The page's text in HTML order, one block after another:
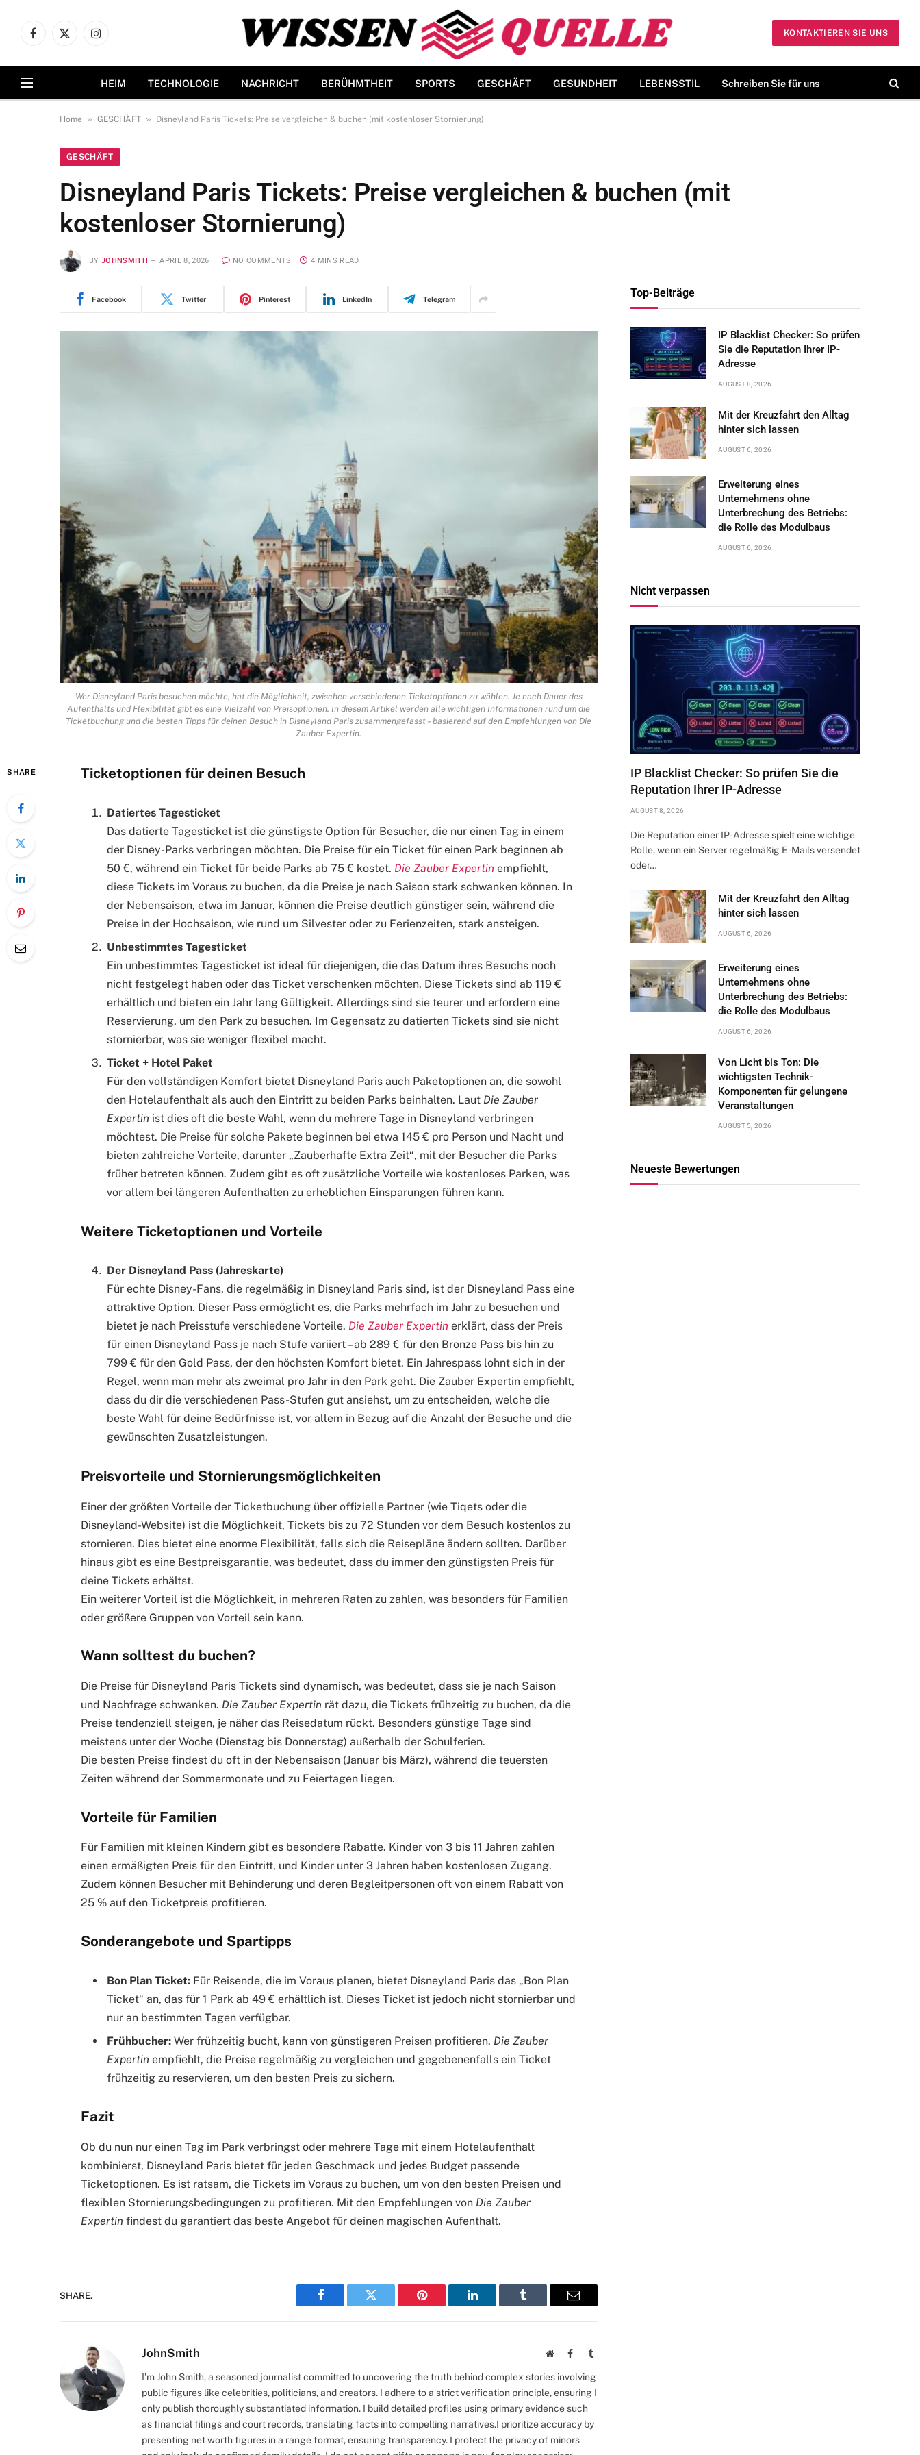
Facebook
X
Instagram
KONTAKTIEREN SIE UNS
HEIM TECHNOLOGIE NACHRICHT BERÜHMTHEIT SPORTS GESCHÄFT GESUNDHEIT LEBENSSTIL Schreiben Sie für uns
Home » GESCHÄFT » Disneyland Paris Tickets: Preise vergleichen & buchen (mit kostenloser Stornierung)
GESCHÄFT
Disneyland Paris Tickets: Preise vergleichen & buchen (mit
kostenloser Stornierung)
BY JOHNSMITH APRIL 8, 2026 NO COMMENTS 4 MINS READ
Facebook Twitter Pinterest LinkedIn Telegram
Wer Disneyland Paris besuchen möchte, hat die Möglichkeit, zwischen verschiedenen Ticketoptionen zu wählen. Je nach Dauer des
Aufenthalts und Flexibilität gibt es eine Vielzahl von Preisoptionen. In diesem Artikel werden alle wichtigen Informationen rund um die
Ticketbuchung und die besten Tipps für deinen Besuch in Disneyland Paris zusammengefasst – basierend auf den Empfehlungen von Die
Zauber Expertin.
SHARE Ticketoptionen für deinen Besuch
Datiertes Tagesticket
Das datierte Tagesticket ist die günstigste Option für Besucher, die nur einen Tag in einem
der Disney-Parks verbringen möchten. Die Preise für ein Ticket für einen Park beginnen ab
50 €, während ein Ticket für beide Parks ab 75 € kostet. Die Zauber Expertin empfiehlt,
diese Tickets im Voraus zu buchen, da die Preise je nach Saison stark schwanken können. In
der Nebensaison, etwa im Januar, können die Preise deutlich günstiger sein, während die
Preise in der Hochsaison, wie rund um Silvester oder zu Ferienzeiten, stark ansteigen.
Unbestimmtes Tagesticket
Ein unbestimmtes Tagesticket ist ideal für diejenigen, die das Datum ihres Besuchs noch
nicht festgelegt haben oder das Ticket verschenken möchten. Diese Tickets sind ab 119 €
erhältlich und bieten ein Jahr lang Gültigkeit. Allerdings sind sie teurer und erfordern eine
Reservierung, um den Park zu besuchen. Im Gegensatz zu datierten Tickets sind sie nicht
stornierbar, was sie weniger flexibel macht.
Ticket + Hotel Paket
Für den vollständigen Komfort bietet Disneyland Paris auch Paketoptionen an, die sowohl
den Hotelaufenthalt als auch den Eintritt zu beiden Parks beinhalten. Laut Die Zauber
Expertin ist dies oft die beste Wahl, wenn du mehrere Tage in Disneyland verbringen
möchtest. Die Preise für solche Pakete beginnen bei etwa 145 € pro Person und Nacht und
bieten zahlreiche Vorteile, darunter „Zauberhafte Extra Zeit“, mit der Besucher die Parks
früher betreten können. Zudem gibt es oft zusätzliche Vorteile wie kostenloses Parken, was
vor allem bei längeren Aufenthalten zu erheblichen Einsparungen führen kann.
Weitere Ticketoptionen und Vorteile
Der Disneyland Pass (Jahreskarte)
Für echte Disney-Fans, die regelmäßig in Disneyland Paris sind, ist der Disneyland Pass eine
attraktive Option. Dieser Pass ermöglicht es, die Parks mehrfach im Jahr zu besuchen und
bietet je nach Preisstufe verschiedene Vorteile. Die Zauber Expertin erklärt, dass der Preis
für einen Disneyland Pass je nach Stufe variiert – ab 289 € für den Bronze Pass bis hin zu
799 € für den Gold Pass, der den höchsten Komfort bietet. Ein Jahrespass lohnt sich in der
Regel, wenn man mehr als zweimal pro Jahr in den Park geht. Die Zauber Expertin empfiehlt,
dass du dir die verschiedenen Pass-Stufen gut ansiehst, um zu entscheiden, welche die
beste Wahl für deine Bedürfnisse ist, vor allem in Bezug auf die Anzahl der Besuche und die
gewünschten Zusatzleistungen.
Preisvorteile und Stornierungsmöglichkeiten
Einer der größten Vorteile der Ticketbuchung über offizielle Partner (wie Tiqets oder die
Disneyland-Website) ist die Möglichkeit, Tickets bis zu 72 Stunden vor dem Besuch kostenlos zu
stornieren. Dies bietet eine enorme Flexibilität, falls sich die Reisepläne ändern sollten. Darüber
hinaus gibt es eine Bestpreisgarantie, was bedeutet, dass du immer den günstigsten Preis für
deine Tickets erhältst.
Ein weiterer Vorteil ist die Möglichkeit, in mehreren Raten zu zahlen, was besonders für Familien
oder größere Gruppen von Vorteil sein kann.
Wann solltest du buchen?
Die Preise für Disneyland Paris Tickets sind dynamisch, was bedeutet, dass sie je nach Saison
und Nachfrage schwanken. Die Zauber Expertin rät dazu, die Tickets frühzeitig zu buchen, da die
Preise tendenziell steigen, je näher das Reisedatum rückt. Besonders günstige Tage sind
meistens unter der Woche (Dienstag bis Donnerstag) außerhalb der Schulferien.
Die besten Preise findest du oft in der Nebensaison (Januar bis März), während die teuersten
Zeiten während der Sommermonate und zu Feiertagen liegen.
Vorteile für Familien
Für Familien mit kleinen Kindern gibt es besondere Rabatte. Kinder von 3 bis 11 Jahren zahlen
einen ermäßigten Preis für den Eintritt, und Kinder unter 3 Jahren haben kostenlosen Zugang.
Zudem können Besucher mit Behinderung und deren Begleitpersonen oft von einem Rabatt von
25 % auf den Ticketpreis profitieren.
Sonderangebote und Spartipps
Bon Plan Ticket:Für Reisende, die im Voraus planen, bietet Disneyland Paris das „Bon Plan
Ticket“ an, das für 1 Park ab 49 € erhältlich ist. Dieses Ticket ist jedoch nicht stornierbar und
nur an bestimmten Tagen verfügbar.
Frühbucher:Wer frühzeitig bucht, kann von günstigeren Preisen profitieren. Die Zauber
Expertin empfiehlt, die Preise regelmäßig zu vergleichen und gegebenenfalls ein Ticket
frühzeitig zu reservieren, um den besten Preis zu sichern.
Fazit
Ob du nun nur einen Tag im Park verbringst oder mehrere Tage mit einem Hotelaufenthalt
kombinierst, Disneyland Paris bietet für jeden Geschmack und jedes Budget passende
Ticketoptionen. Es ist ratsam, die Tickets im Voraus zu buchen, um von den besten Preisen und
flexiblen Stornierungsbedingungen zu profitieren. Mit den Empfehlungen von Die Zauber
Expertin findest du garantiert das beste Angebot für deinen magischen Aufenthalt.
SHARE.
Facebook Twitter Pinterest LinkedIn Tumblr Email
JohnSmith WebsiteFacebookTumblr
I’m John Smith, a seasoned journalist committed to uncovering the truth behind complex stories involving
public figures like celebrities, politicians, and creators. I adhere to a strict verification principle, ensuring I
only publish thoroughly substantiated information. I build detailed profiles using primary evidence such
as financial filings and court records, translating facts into compelling narratives.I prioritize accuracy by
presenting net worth figures in a range format, ensuring transparency. I protect the privacy of minors
Top-Beiträge
IP Blacklist Checker: So prüfen
Sie die Reputation Ihrer IP-
Adresse
AUGUST 8, 2026
Mit der Kreuzfahrt den Alltag
hinter sich lassen
AUGUST 6, 2026
Erweiterung eines
Unternehmens ohne
Unterbrechung des Betriebs:
die Rolle des Modulbaus
AUGUST 6, 2026
Nicht verpassen
IP Blacklist Checker: So prüfen Sie die
Reputation Ihrer IP-Adresse
AUGUST 8, 2026
Die Reputation einer IP-Adresse spielt eine wichtige
Rolle, wenn ein Server regelmäßig E-Mails versendet
oder…
Mit der Kreuzfahrt den Alltag
hinter sich lassen
AUGUST 6, 2026
Erweiterung eines
Unternehmens ohne
Unterbrechung des Betriebs:
die Rolle des Modulbaus
AUGUST 6, 2026
Von Licht bis Ton: Die
wichtigsten Technik-
Komponenten für gelungene
Veranstaltungen
AUGUST 5, 2026
Neueste Bewertungen